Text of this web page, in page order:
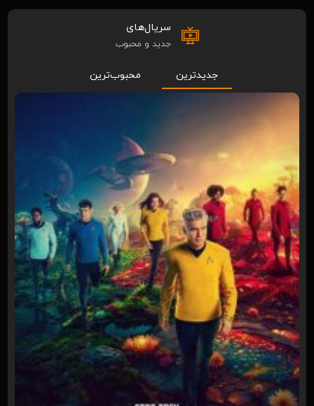
سریال‌های
جدید و محبوب
جدیدترین محبوب‌ترین